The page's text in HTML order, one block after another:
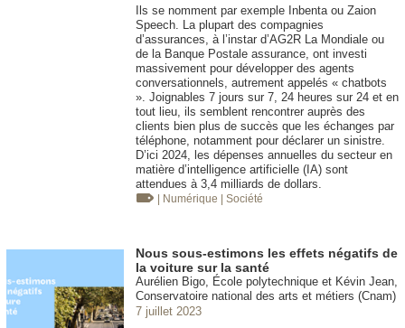
Ils se nomment par exemple Inbenta ou Zaion
Speech. La plupart des compagnies
d’assurances, à l’instar d’AG2R La Mondiale ou
de la Banque Postale assurance, ont investi
massivement pour développer des agents
conversationnels, autrement appelés « chatbots
». Joignables 7 jours sur 7, 24 heures sur 24 et en
tout lieu, ils semblent rencontrer auprès des
clients bien plus de succès que les échanges par
téléphone, notamment pour déclarer un sinistre.
D’ici 2024, les dépenses annuelles du secteur en
matière d’intelligence artificielle (IA) sont
attendues à 3,4 milliards de dollars.
| Numérique | Société
Nous sous-estimons les effets négatifs de
la voiture sur la santé
Aurélien Bigo, École polytechnique et Kévin Jean,
Conservatoire national des arts et métiers (Cnam)
7 juillet 2023